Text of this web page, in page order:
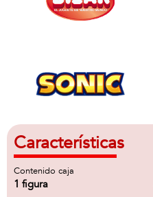
Características
Contenido caja
1 figura